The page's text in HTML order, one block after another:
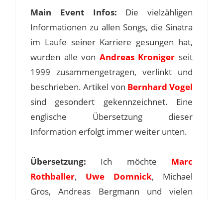
Main Event Infos: Die vielzähligen
Informationen zu allen Songs, die Sinatra
im Laufe seiner Karriere gesungen hat,
wurden alle von Andreas Kroniger seit
1999 zusammengetragen, verlinkt und
beschrieben. Artikel von Bernhard Vogel
sind gesondert gekennzeichnet. Eine
englische Übersetzung dieser
Information erfolgt immer weiter unten.
Übersetzung: Ich möchte Marc
Rothballer, Uwe Domnick, Michael
Gros, Andreas Bergmann und vielen